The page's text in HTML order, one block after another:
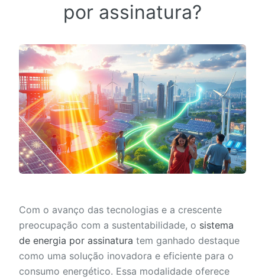
por assinatura?
Com o avanço das tecnologias e a crescente
preocupação com a sustentabilidade, o sistema
de energia por assinatura tem ganhado destaque
como uma solução inovadora e eficiente para o
consumo energético. Essa modalidade oferece